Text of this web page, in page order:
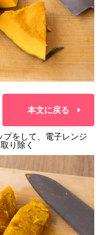
本文に戻る
をして、電子レンジ
り除く